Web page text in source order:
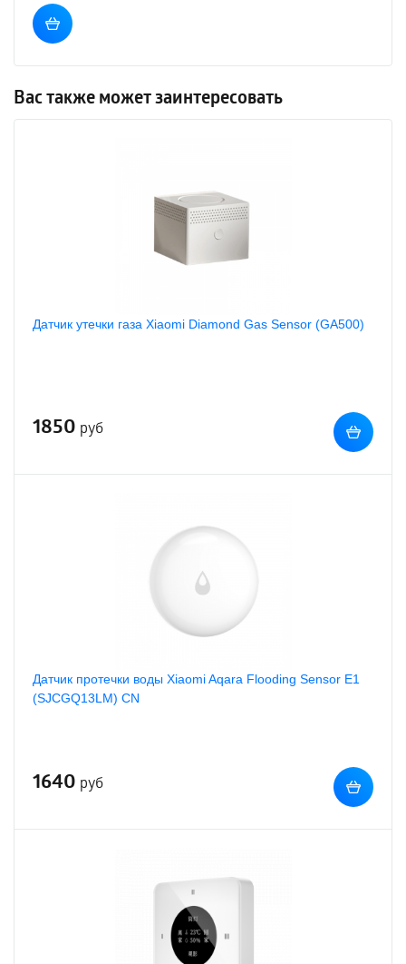
Вас также может заинтересовать
Датчик утечки газа Xiaomi Diamond Gas Sensor (GA500)
1850 руб
Датчик протечки воды Xiaomi Aqara Flooding Sensor E1
(SJCGQ13LM) CN
1640 руб